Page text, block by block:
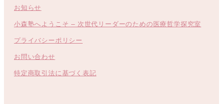
お知らせ
小森塾へようこそ – 次世代リーダーのための医療哲学探究室
プライバシーポリシー
お問い合わせ
特定商取引法に基づく表記